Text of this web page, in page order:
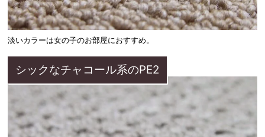
淡いカラーは女の子のお部屋におすすめ。
シックなチャコール系のPE2